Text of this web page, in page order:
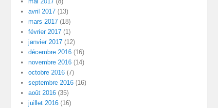
avril 2017 (13)
mars 2017 (18)
février 2017 (1)
janvier 2017 (12)
décembre 2016 (16)
novembre 2016 (14)
octobre 2016 (7)
septembre 2016 (16)
août 2016 (35)
juillet 2016 (16)